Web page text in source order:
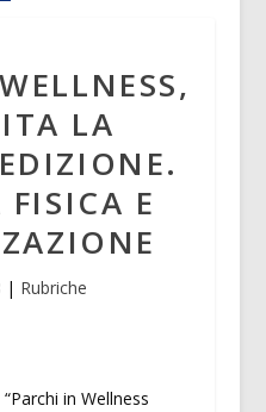
LA
E
| Rubriche
in Wellness